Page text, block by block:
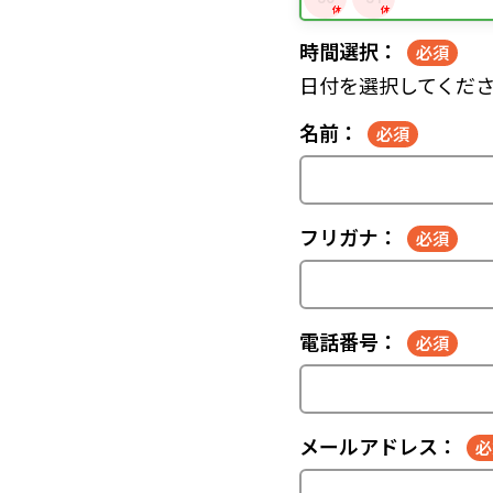
休 休
時間選択：
日付を選択してくだ
名前：
フリガナ：
電話番号：
メールアドレス：